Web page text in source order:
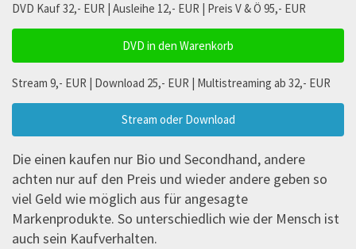
DVD Kauf 32,- EUR | Ausleihe 12,- EUR | Preis V & Ö 95,- EUR
DVD in den Warenkorb
Stream 9,- EUR | Download 25,- EUR | Multistreaming ab 32,- EUR
Stream oder Download
Die einen kaufen nur Bio und Secondhand, andere
achten nur auf den Preis und wieder andere geben so
viel Geld wie möglich aus für angesagte
Markenprodukte. So unterschiedlich wie der Mensch ist
auch sein Kaufverhalten.